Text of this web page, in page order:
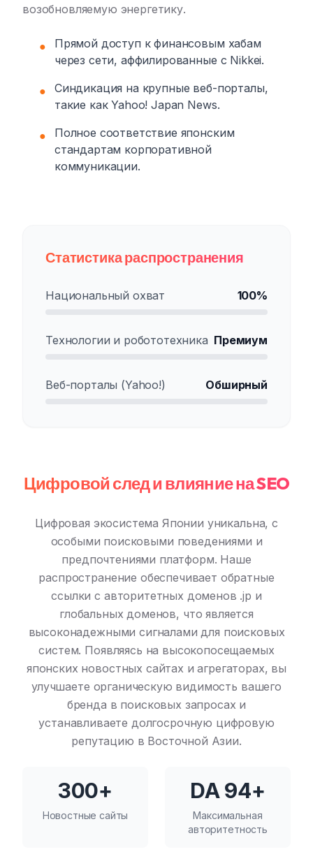
возобновляемую энергетику.
●
Прямой доступ к финансовым хабам
через сети, аффилированные с Nikkei.
●
Синдикация на крупные веб-порталы,
такие как Yahoo! Japan News.
●
Полное соответствие японским
стандартам корпоративной
коммуникации.
Статистика распространения
Национальный охват 100%
Технологии и робототехника Премиум
Веб-порталы (Yahoo!) Обширный
Цифровой след и влияние на SEO
Цифровая экосистема Японии уникальна, с
особыми поисковыми поведениями и
предпочтениями платформ. Наше
распространение обеспечивает обратные
ссылки с авторитетных доменов .jp и
глобальных доменов, что является
высоконадежными сигналами для поисковых
систем. Появляясь на высокопосещаемых
японских новостных сайтах и агрегаторах, вы
улучшаете органическую видимость вашего
бренда в поисковых запросах и
устанавливаете долгосрочную цифровую
репутацию в Восточной Азии.
300+
Новостные сайты
DA 94+
Максимальная
авторитетность